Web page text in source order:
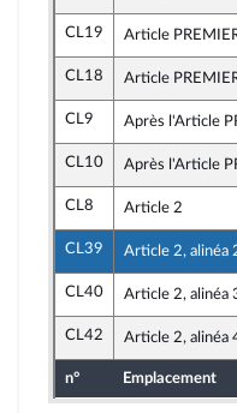
CL19 Article
CL18 Article
CL9 Après l'Article
CL10 Après l'Article
CL8 Article 2
CL39 Article 2, alinéa
CL40 Article 2, alinéa
CL42 Article 2, alinéa
n° Emplacement